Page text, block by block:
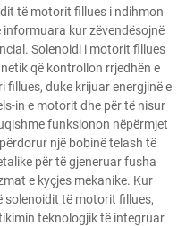
të motorit fillues i ndihmon
kur zëvendësojnë
Solenoidi i motorit fillues
që kontrollon rrjedhën e
fillues, duke krijuar energjinë e
in e motorit dhe për të nisur
funksionon nëpërmjet
një bobinë telash të
për të gjeneruar fusha
e kyçjes mekanike. Kur
solenoidit të motorit fillues,
teknologjik të integruar